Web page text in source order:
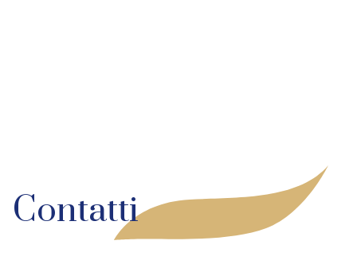
Contatti